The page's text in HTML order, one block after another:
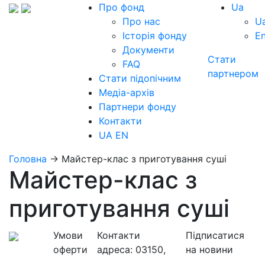
Про фонд
Про нас
Історія фонду
Документи
FAQ
Стати підопічним
Медіа-архів
Партнери фонду
Контакти
UA EN
Ua
Стати
партнером
Головна → Майстер-клас з приготування суші
Майстер-клас з
приготування суші
Умови
оферти
Контакти
адреса: 03150,
Підписатися
на новини